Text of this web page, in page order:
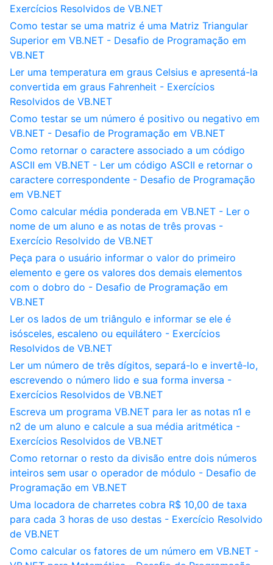
Exercícios Resolvidos de VB.NET
Como testar se uma matriz é uma Matriz Triangular
Superior em VB.NET - Desafio de Programação em
VB.NET
Ler uma temperatura em graus Celsius e apresentá-la
convertida em graus Fahrenheit - Exercícios
Resolvidos de VB.NET
Como testar se um número é positivo ou negativo em
VB.NET - Desafio de Programação em VB.NET
Como retornar o caractere associado a um código
ASCII em VB.NET - Ler um código ASCII e retornar o
caractere correspondente - Desafio de Programação
em VB.NET
Como calcular média ponderada em VB.NET - Ler o
nome de um aluno e as notas de três provas -
Exercício Resolvido de VB.NET
Peça para o usuário informar o valor do primeiro
elemento e gere os valores dos demais elementos
com o dobro do - Desafio de Programação em
VB.NET
Ler os lados de um triângulo e informar se ele é
isósceles, escaleno ou equilátero - Exercícios
Resolvidos de VB.NET
Ler um número de três dígitos, separá-lo e invertê-lo,
escrevendo o número lido e sua forma inversa -
Exercícios Resolvidos de VB.NET
Escreva um programa VB.NET para ler as notas n1 e
n2 de um aluno e calcule a sua média aritmética -
Exercícios Resolvidos de VB.NET
Como retornar o resto da divisão entre dois números
inteiros sem usar o operador de módulo - Desafio de
Programação em VB.NET
Uma locadora de charretes cobra R$ 10,00 de taxa
para cada 3 horas de uso destas - Exercício Resolvido
de VB.NET
Como calcular os fatores de um número em VB.NET -